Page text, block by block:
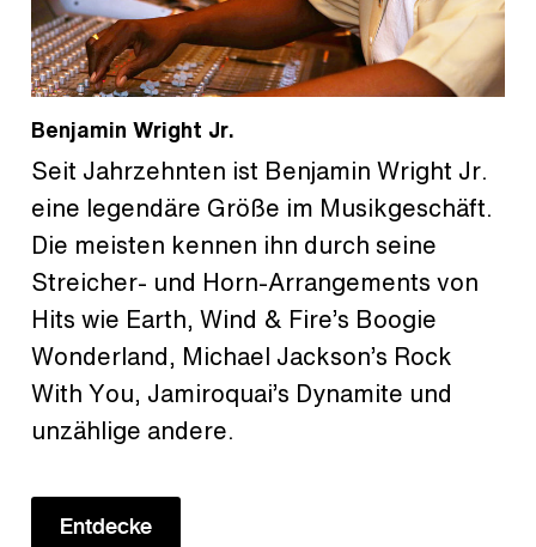
Benjamin Wright Jr.
Seit Jahrzehnten ist Benjamin Wright Jr.
eine legendäre Größe im Musikgeschäft.
Die meisten kennen ihn durch seine
Streicher- und Horn-Arrangements von
Hits wie Earth, Wind & Fire’s Boogie
Wonderland, Michael Jackson’s Rock
With You, Jamiroquai’s Dynamite und
unzählige andere.
Entdecke